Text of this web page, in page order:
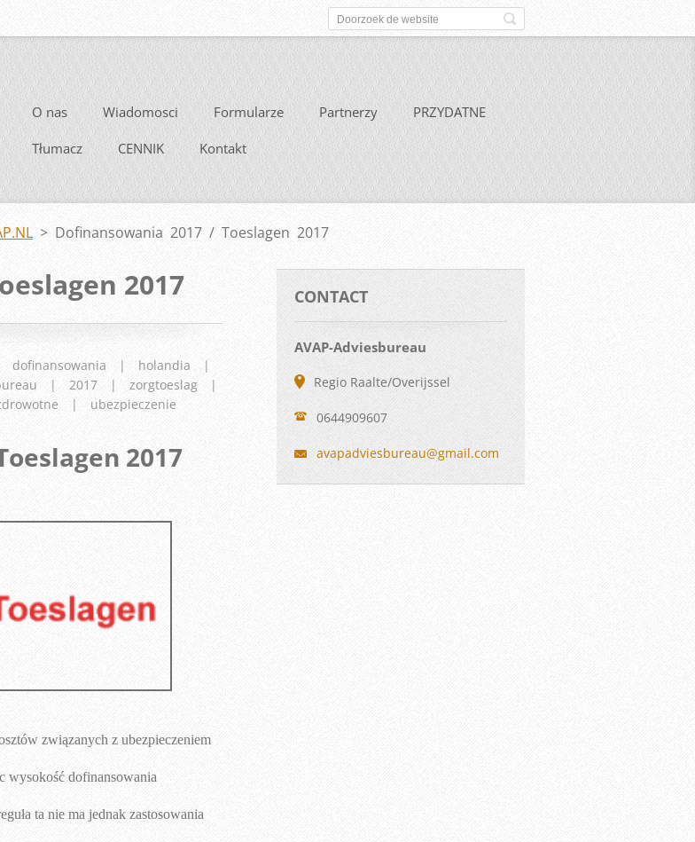
O nas Wiadomosci Formularze Partnerzy PRZYDATNE
Tłumacz CENNIK Kontakt
> Dofinansowania 2017 / Toeslagen 2017
2017
dofinansowania | holandia
|
| 2017 | zorgtoeslag
|
| ubezpieczenie
2017
związanych z ubezpieczeniem
wysokość dofinansowania
ta nie ma jednak zastosowania
CONTACT
AVAP-Adviesbureau
Regio Raalte/Overijssel
0644909607
avapadviesbureau@gmail.com